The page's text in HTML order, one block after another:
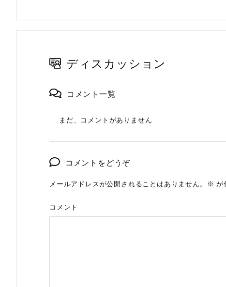
ディスカッション
コメント一覧
まだ、コメントがありません
コメントをどうぞ
メールアドレスが公開されることはありません。 ※ が
コメント